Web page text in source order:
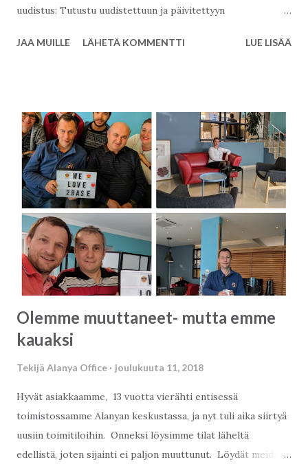
uudistus: Tutustu uudistettuun ja päivitettyyn
kiinteistöalan termit. Myyjän opas: Tilaa uusi oppaamme ja
Esitellyt kohteet: Huolellisesti valitut asunnot
portfoliostamme. Päätoimittajan tervehdys: Erityinen
uudenvuoden viesti päätoimittajaltamme. Ja paljon muuta! 📖
Tutustu nyt — ilmaiseksi ja vain yhden klikkauksen päässä!
👉
https://www.yumpu.com/fi/document/read/70891868/2b
ase-2026-magazine-fi
JAA MUILLE LÄHETÄ KOMMENTTI LUE LISÄÄ
Olemme muuttaneet- mutta emme
kauaksi
Tekijä Alanya Office joulukuuta 11, 2018
Hyvät asiakkaamme, 13 vuotta vierähti entisessä
toimistossamme Alanyan keskustassa, ja nyt tuli aika siirtyä
uusiin toimitiloihin. Onneksi löysimme tilat läheltä
edellistä, joten sijainti ei paljon muuttunut. Löydät meidät